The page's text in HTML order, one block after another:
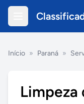
Início » Paraná »
Limpeza